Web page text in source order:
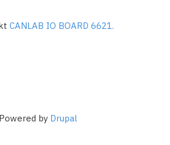
CANLAB IO BOARD 6621.
Powered by Drupal